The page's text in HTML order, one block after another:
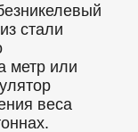
стали
метр или
веса